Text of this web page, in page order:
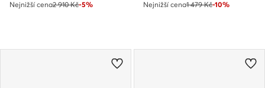
Nejnižší cena2 910 Kč-5%
Nejnižší cena1 479 Kč-10%